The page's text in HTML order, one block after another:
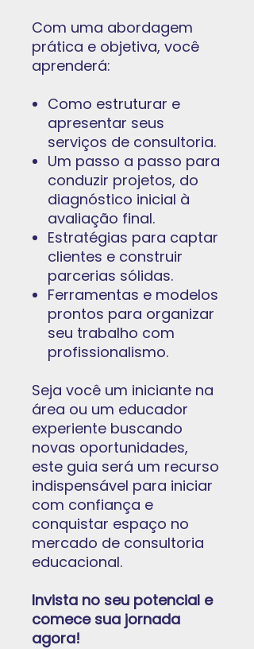
Com uma abordagem
prática e objetiva, você
aprenderá:
Como estruturar e
apresentar seus
serviços de consultoria.
Um passo a passo para
conduzir projetos, do
diagnóstico inicial à
avaliação final.
Estratégias para captar
clientes e construir
parcerias sólidas.
Ferramentas e modelos
prontos para organizar
seu trabalho com
profissionalismo.
Seja você um iniciante na
área ou um educador
experiente buscando
novas oportunidades,
este guia será um recurso
indispensável para iniciar
com confiança e
conquistar espaço no
mercado de consultoria
educacional.
Invista no seu potencial e
comece sua jornada
agora!